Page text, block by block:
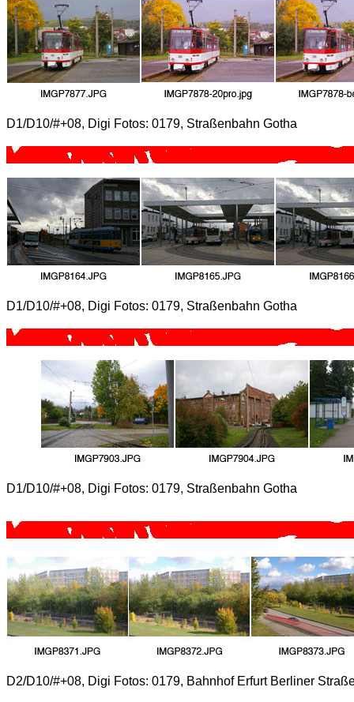
D1/D10/#+08, Digi Fotos: 0179, Straßenbahn Gotha
D1/D10/#+08, Digi Fotos: 0179, Straßenbahn Gotha
D1/D10/#+08, Digi Fotos: 0179, Straßenbahn Gotha
D2/D10/#+08, Digi Fotos: 0179, Bahnhof Erfurt Berliner